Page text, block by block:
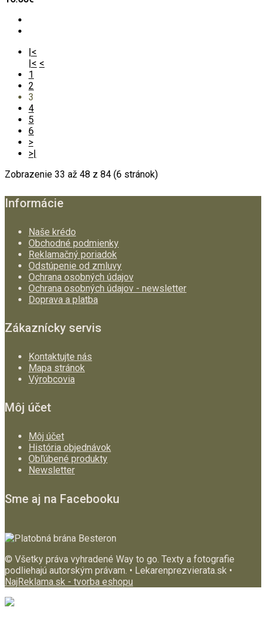
|<
|< <
1
2
3
4
5
6
>
>|
Zobrazenie 33 až 48 z 84 (6 stránok)
Informácie
Naše krédo
Obchodné podmienky
Reklamačný poriadok
Odstúpenie od zmluvy
Ochrana osobných údajov
Ochrana osobných údajov - newsletter
Doprava a platba
Zákaznícky servis
Kontaktujte nás
Mapa stránok
Výrobcovia
Môj účet
Môj účet
História objednávok
Obľúbené produkty
Newsletter
Sme aj na Facebooku
© Všetky práva vyhradené Way to go. Texty a fotografie
podliehajú autorským právam. • Lekarenprezvierata.sk •
NajReklama.sk - tvorba eshopu